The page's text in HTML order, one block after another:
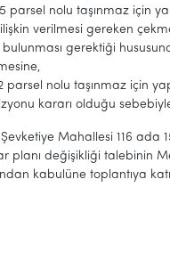
parsel nolu taşınmaz için
verilmesi gereken
bulunması gerektiği
parsel nolu taşınmaz için
kararı olduğu
Mahallesi 116 ada
planı değişikliği talebinin
kabulüne toplantıya